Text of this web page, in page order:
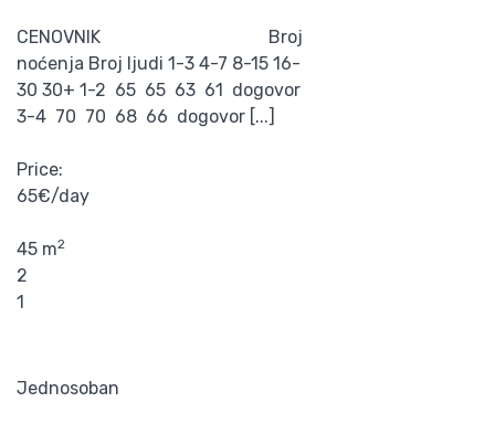
CENOVNIK Broj
noćenja Broj ljudi 1-3 4-7 8-15 16-
30 30+ 1-2 65 65 63 61 dogovor
3-4 70 70 68 66 dogovor [...]
Price:
65€/day
45 m2
2
1
Jednosoban